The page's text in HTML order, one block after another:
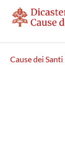
Cause dei Santi